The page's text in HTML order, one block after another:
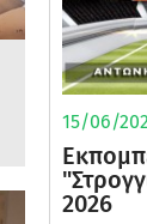
15/06/
2026